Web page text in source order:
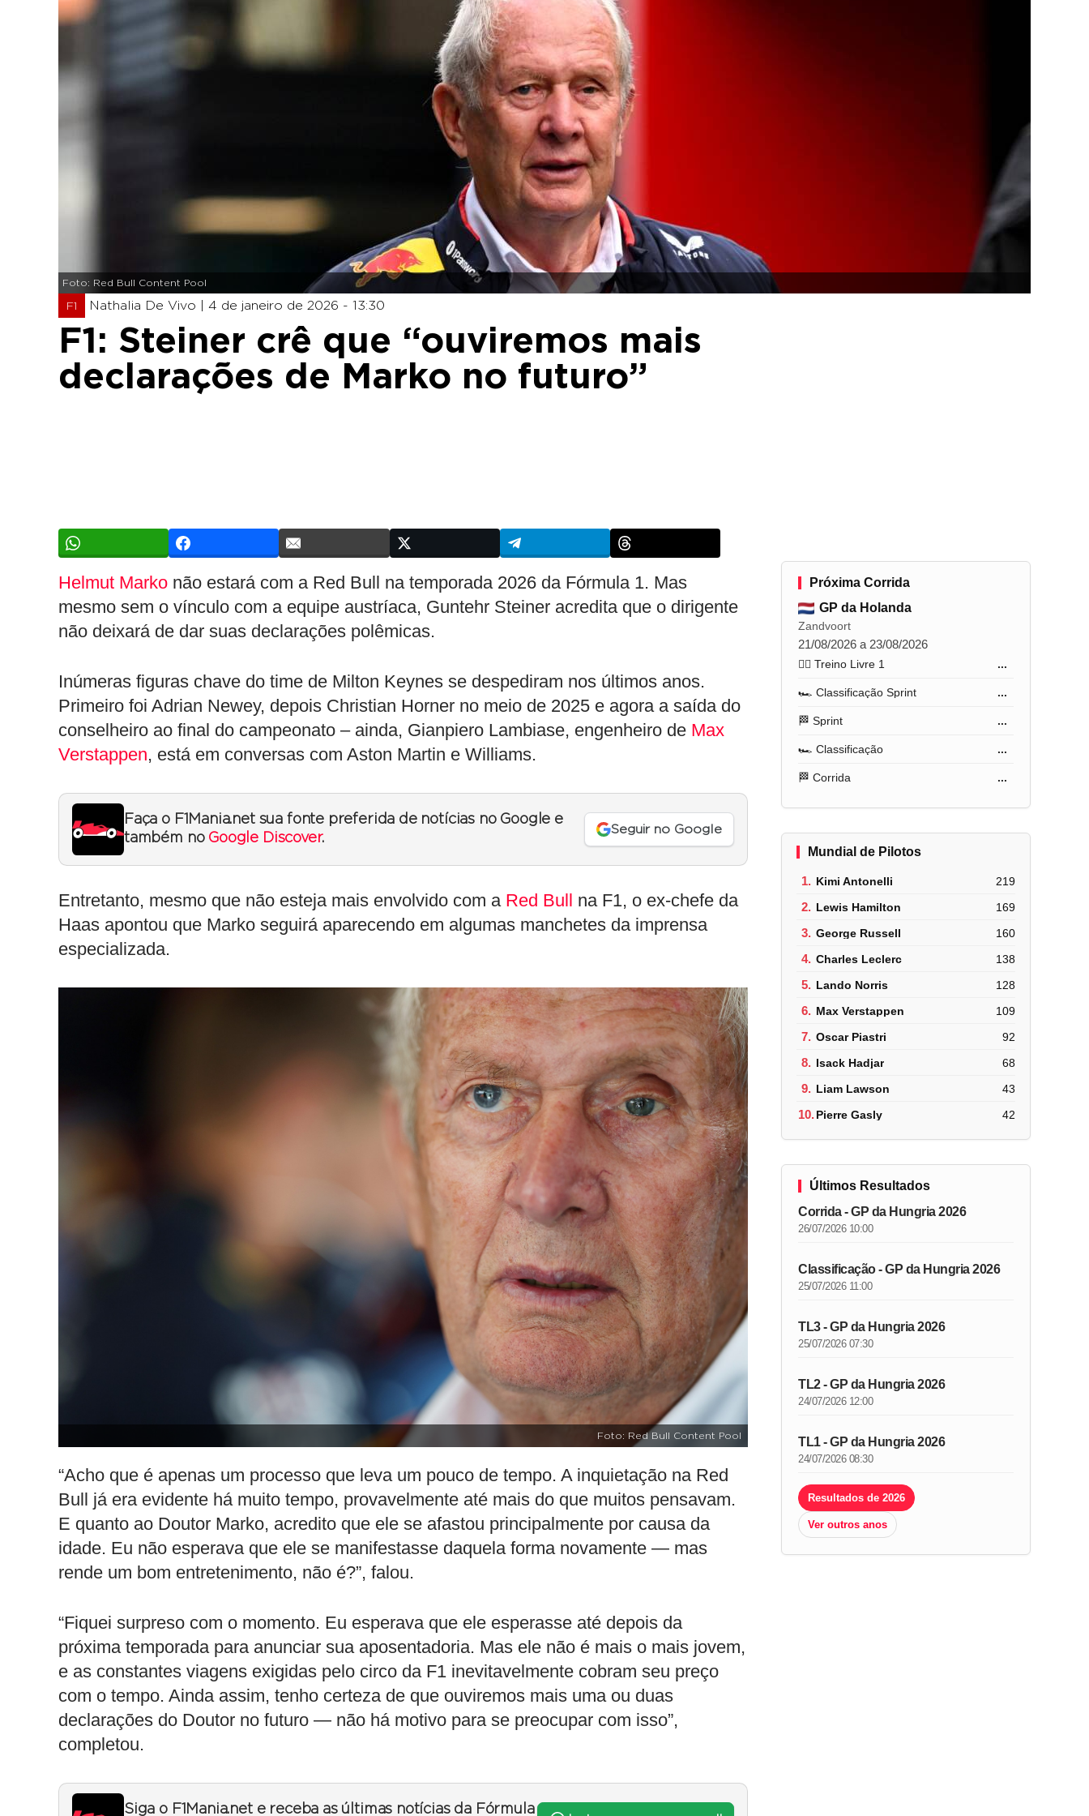
Foto: Red Bull Content Pool
F1 Nathalia De Vivo | 4 de janeiro de 2026 - 13:30
F1: Steiner crê que “ouviremos mais
declarações de Marko no futuro”
Helmut Marko não estará com a Red Bull na temporada 2026 da Fórmula 1. Mas
mesmo sem o vínculo com a equipe austríaca, Guntehr Steiner acredita que o dirigente
não deixará de dar suas declarações polêmicas.
Inúmeras figuras chave do time de Milton Keynes se despediram nos últimos anos.
Primeiro foi Adrian Newey, depois Christian Horner no meio de 2025 e agora a saída do
conselheiro ao final do campeonato – ainda, Gianpiero Lambiase, engenheiro de Max
Verstappen, está em conversas com Aston Martin e Williams.
Faça o F1Mania.net sua fonte preferida de notícias no Google e
também no Google Discover.
Seguir no Google
Entretanto, mesmo que não esteja mais envolvido com a Red Bull na F1, o ex-chefe da
Haas apontou que Marko seguirá aparecendo em algumas manchetes da imprensa
especializada.
Foto: Red Bull Content Pool
“Acho que é apenas um processo que leva um pouco de tempo. A inquietação na Red
Bull já era evidente há muito tempo, provavelmente até mais do que muitos pensavam.
E quanto ao Doutor Marko, acredito que ele se afastou principalmente por causa da
idade. Eu não esperava que ele se manifestasse daquela forma novamente — mas
rende um bom entretenimento, não é?”, falou.
“Fiquei surpreso com o momento. Eu esperava que ele esperasse até depois da
próxima temporada para anunciar sua aposentadoria. Mas ele não é mais o mais jovem,
e as constantes viagens exigidas pelo circo da F1 inevitavelmente cobram seu preço
com o tempo. Ainda assim, tenho certeza de que ouviremos mais uma ou duas
declarações do Doutor no futuro — não há motivo para se preocupar com isso”,
completou.
Siga o F1Mania.net e receba as últimas notícias da Fórmula
Próxima Corrida
GP da Holanda
Zandvoort
21/08/2026 a 23/08/2026
🏋️‍♂️ Treino Livre 1 ...
🏎️ Classificação Sprint ...
🏁 Sprint ...
🏎️ Classificação ...
🏁 Corrida ...
Mundial de Pilotos
1. Kimi Antonelli 219
2. Lewis Hamilton 169
3. George Russell 160
4. Charles Leclerc 138
5. Lando Norris 128
6. Max Verstappen 109
7. Oscar Piastri 92
8. Isack Hadjar 68
9. Liam Lawson 43
10.Pierre Gasly 42
Últimos Resultados
Corrida - GP da Hungria 2026
26/07/2026 10:00
Classificação - GP da Hungria 2026
25/07/2026 11:00
TL3 - GP da Hungria 2026
25/07/2026 07:30
TL2 - GP da Hungria 2026
24/07/2026 12:00
TL1 - GP da Hungria 2026
24/07/2026 08:30
Resultados de 2026
Ver outros anos